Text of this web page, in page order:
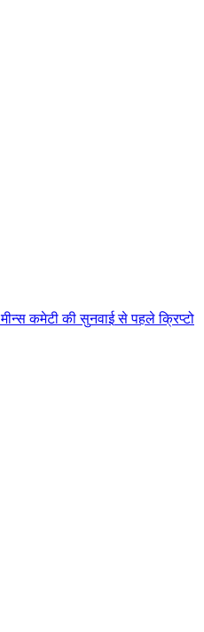
मनस कमट क सनवई स पहल कपट